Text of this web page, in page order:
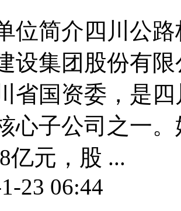
位简介四川公
设集团股份有
省国资委，是
心子公司之一
亿元，股 ...
23 06:44